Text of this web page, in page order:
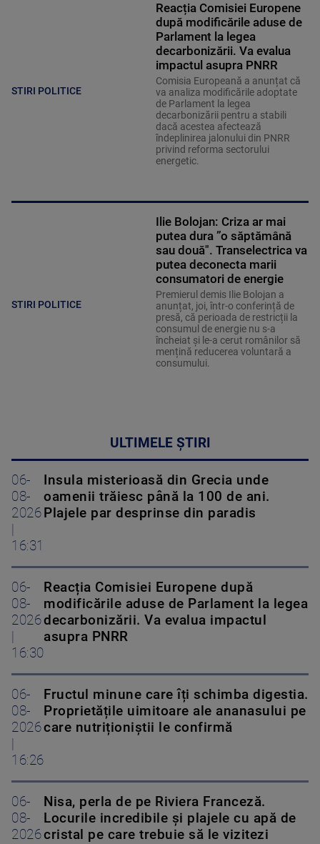
STIRI POLITICE
Reacția Comisiei Europene
după modificările aduse de
Parlament la legea
decarbonizării. Va evalua
impactul asupra PNRR
Comisia Europeană a anunțat că
va analiza modificările adoptate
de Parlament la legea
decarbonizării pentru a stabili
dacă acestea afectează
îndeplinirea jalonului din PNRR
privind reforma sectorului
energetic.
STIRI POLITICE
Ilie Bolojan: Criza ar mai
putea dura ”o săptămână
sau două". Transelectrica va
putea deconecta marii
consumatori de energie
Premierul demis Ilie Bolojan a
anunțat, joi, într-o conferință de
presă, că perioada de restricții la
consumul de energie nu s-a
încheiat și le-a cerut românilor să
mențină reducerea voluntară a
consumului.
ULTIMELE ȘTIRI
06-
08-
2026
16:31
Insula misterioasă din Grecia unde
oamenii trăiesc până la 100 de ani.
Plajele par desprinse din paradis
06-
08-
2026
16:30
Reacția Comisiei Europene după
modificările aduse de Parlament la legea
decarbonizării. Va evalua impactul
asupra PNRR
06-
08-
2026
16:26
Fructul minune care îți schimba digestia.
Proprietățile uimitoare ale ananasului pe
care nutriționiștii le confirmă
06-
08-
2026
Nisa, perla de pe Riviera Franceză.
Locurile incredibile și plajele cu apă de
cristal pe care trebuie să le vizitezi